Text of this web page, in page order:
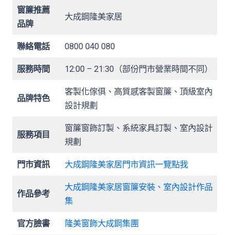
窗簾推薦
品牌
大成鋼隆美家居
聯絡電話 0800 040 080
服務時間 12:00 – 21:30（部份門市營業時間不同）
品牌特色
客製化傢俱、高質感客製窗簾、頂級室內
設計規劃
服務項目
窗簾窗飾訂製、系統家具訂製、室內設計
規劃
門市資訊 大成鋼隆美家居門市資訊一覽點我
作品參考
大成鋼隆美家居窗簾安裝、室內設計作品
集
官方臉書 隆美窗飾大成鋼集團